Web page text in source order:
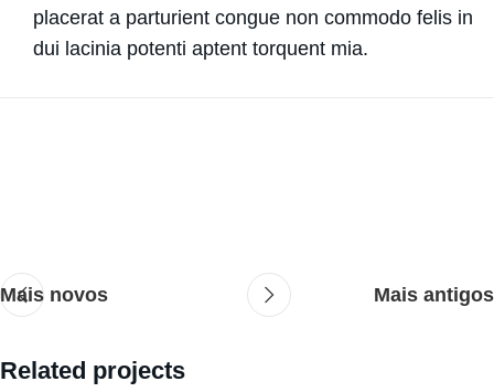
placerat a parturient congue non commodo felis in
dui lacinia potenti aptent torquent mia.
Mais novos Mais antigos
Related projects